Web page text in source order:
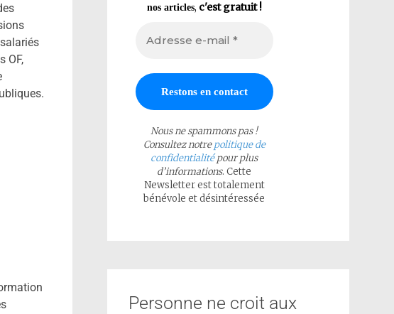
OF,
nos articles, c'est gratuit !
Nous ne spammons pas !
Consultez notrepolitique de
confidentialitépour plus
d’informations. Cette
Newsletter est totalement
bénévole et désintéressée
Personne ne croit aux